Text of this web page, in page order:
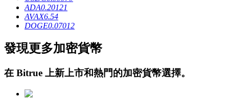
借貸寶
借貸數字貨幣，及時且安全的服務
ADA0.20121
AVAX6.54
DOGE0.07012
發現更多加密貨幣
在 Bitrue 上新上市和熱門的加密貨幣選擇。